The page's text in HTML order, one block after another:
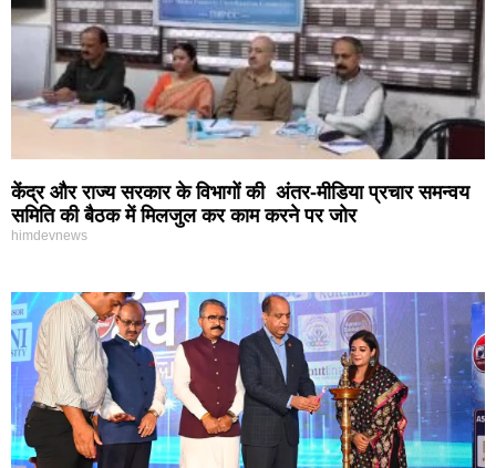
केंद्र और राज्य सरकार के विभागों की अंतर-मीडिया प्रचार समन्वय
समिति की बैठक में मिलजुल कर काम करने पर जोर
himdevnews